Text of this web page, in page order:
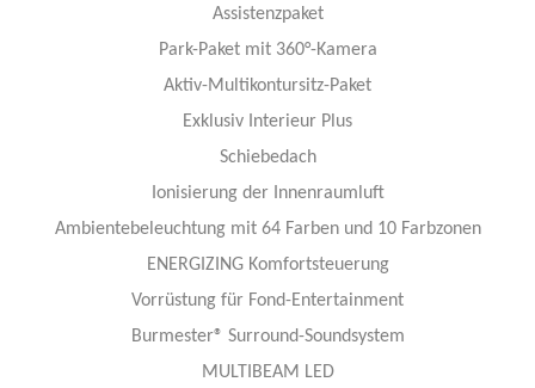
Assistenzpaket
​Park-Paket mit 360°-Kamera
Aktiv-Multikontursitz-Paket
Exklusiv Interieur Plus
Schiebedach
Ionisierung der Innenraumluft
Ambientebeleuchtung mit 64 Farben und 10 Farbzonen
ENERGIZING Komfortsteuerung
Vorrüstung für Fond-Entertainment
Burmester® Surround-Soundsystem
MULTIBEAM LED